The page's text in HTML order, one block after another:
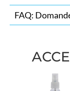
FAQ: